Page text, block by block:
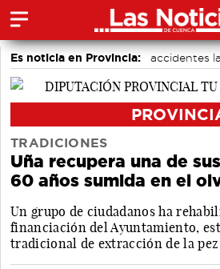
Es noticia en Provincia:
accidentes
Medio Ambiente
TRADICIONES
Uña recupera una de
60 años sumida en el
Un grupo de ciudadanos ha
financiación del Ayuntamiento,
tradicional de extracción de la pez